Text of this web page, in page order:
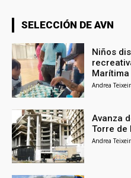
SELECCIÓN DE AVN
Niños
Andrea
Avanza
Torre de
Andrea